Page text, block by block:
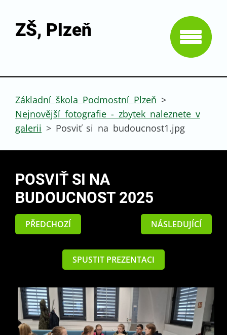
ZŠ, Plzeň
Základní škola Podmostní Plzeň >
Nejnovější fotografie - zbytek naleznete v
galerii > Posviť si na budoucnost1.jpg
POSVIŤ SI NA
BUDOUCNOST 2025
PŘEDCHOZÍ NÁSLEDUJÍCÍ
SPUSTIT PREZENTACI